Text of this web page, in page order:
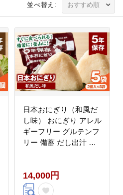
並べ替え:
日本おにぎり（和風だ
し味） おにぎり アレル
ギーフリー グルテンフ
リー 備蓄 だし出汁 鰹
14,000円